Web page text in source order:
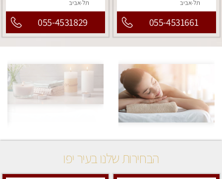
תל-אביב
055-4531661
תל-אביב
055-4531829
הבחירות שלנו בעיר יפו